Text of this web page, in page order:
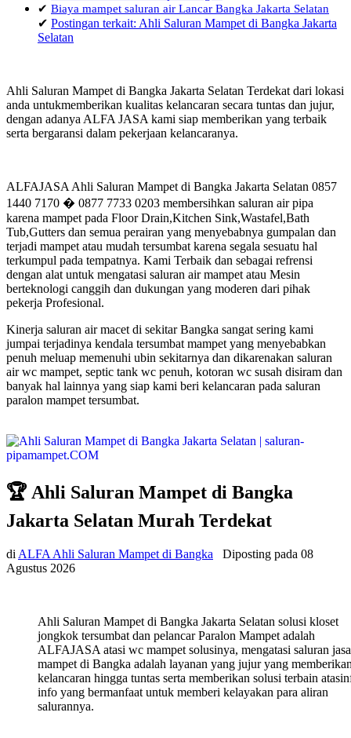
✔ Biaya mampet saluran air Lancar Bangka Jakarta Selatan
✔ Postingan terkait: Ahli Saluran Mampet di Bangka Jakarta
Selatan
Ahli Saluran Mampet di Bangka Jakarta Selatan Terdekat dari lokasi
anda untukmemberikan kualitas kelancaran secara tuntas dan jujur,
dengan adanya ALFA JASA kami siap memberikan yang terbaik
serta bergaransi dalam pekerjaan kelancaranya.
ALFAJASA Ahli Saluran Mampet di Bangka Jakarta Selatan 0857
1440 7170 � 0877 7733 0203 membersihkan saluran air pipa
karena mampet pada Floor Drain,Kitchen Sink,Wastafel,Bath
Tub,Gutters dan semua perairan yang menyebabnya gumpalan dan
terjadi mampet atau mudah tersumbat karena segala sesuatu hal
terkumpul pada tempatnya. Kami Terbaik dan sebagai refrensi
dengan alat untuk mengatasi saluran air mampet atau Mesin
berteknologi canggih dan dukungan yang moderen dari pihak
pekerja Profesional.
Kinerja saluran air macet di sekitar Bangka sangat sering kami
jumpai terjadinya kendala tersumbat mampet yang menyebabkan
penuh meluap memenuhi ubin sekitarnya dan dikarenakan saluran
air wc mampet, septic tank wc penuh, kotoran wc susah disiram dan
banyak hal lainnya yang siap kami beri kelancaran pada saluran
paralon mampet tersumbat.
🏆 Ahli Saluran Mampet di Bangka
Jakarta Selatan Murah Terdekat
di ALFA Ahli Saluran Mampet di Bangka Diposting pada 08
Agustus 2026
Ahli Saluran Mampet di Bangka Jakarta Selatan solusi kloset
jongkok tersumbat dan pelancar Paralon Mampet adalah
ALFAJASA atasi wc mampet solusinya, mengatasi saluran jasa
mampet di Bangka adalah layanan yang jujur yang
kelancaran hingga tuntas serta memberikan solusi terbain
info yang bermanfaat untuk memberi kelayakan para aliran
salurannya.